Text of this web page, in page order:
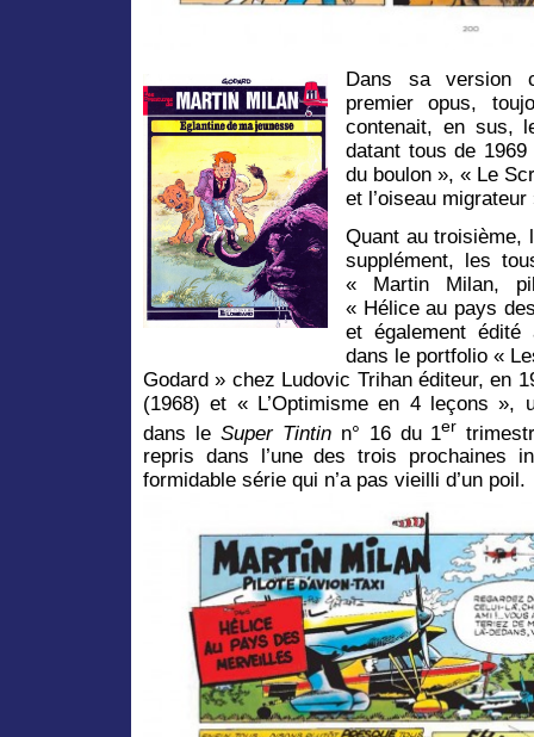
Dans sa version
premier opus,
contenait, en sus,
datant tous de
du boulon », « Le
et l’oiseau migrateur
Quant au troisième,
supplément, les
« Martin Milan,
« Hélice au pays
et également
dans le portfolio «
Godard » chez Ludovic Trihan éditeur, en
(1968) et « L’Optimisme en 4 leçons »,
dans le Super Tintinn° 16 du 1er
repris dans l’une des trois prochaines
formidable série qui n’a pas vieilli d’un poil.